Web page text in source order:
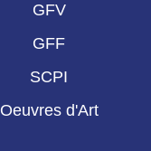
GFV
GFF
SCPI
Oeuvres d'Art